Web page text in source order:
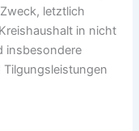
letztlich
in nicht
insbesondere